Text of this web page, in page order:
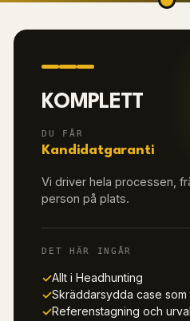
KOMPLETT
DU FÅR
Kandidatgaranti
Vi driver hela processen,
person på plats.
DET HÄR INGÅR
✓Allt i Headhunting
✓Skräddarsydda case
✓Referenstagning och urval